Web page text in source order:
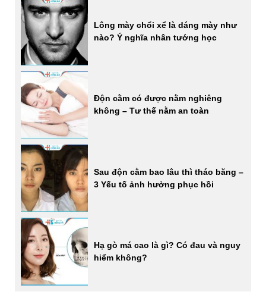
Lông mày chổi xể là dáng mày như
nào? Ý nghĩa nhân tướng học
Độn cằm có được nằm nghiêng
không – Tư thế nằm an toàn
Sau độn cằm bao lâu thì tháo băng –
3 Yếu tố ảnh hưởng phục hồi
Hạ gò má cao là gì? Có đau và nguy
hiểm không?